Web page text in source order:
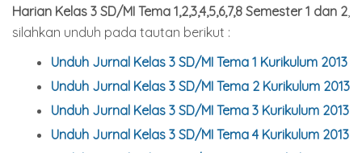
Harian Kelas 3 SD/MI Tema 1,2,3,4,5,6,7,8 Semester 1 dan 2,
silahkan unduh pada tautan berikut :
Unduh Jurnal Kelas 3 SD/MI Tema 1 Kurikulum 2013
Unduh Jurnal Kelas 3 SD/MI Tema 2 Kurikulum 2013
Unduh Jurnal Kelas 3 SD/MI Tema 3 Kurikulum 2013
Unduh Jurnal Kelas 3 SD/MI Tema 4Kurikulum 2013